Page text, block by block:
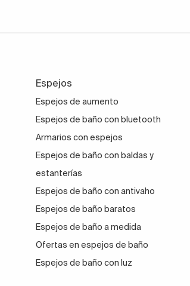
Espejos
Espejos de aumento
Espejos de baño con bluetooth
Armarios con espejos
Espejos de baño con baldas y
estanterías
Espejos de baño con antivaho
Espejos de baño baratos
Espejos de baño a medida
Ofertas en espejos de baño
Espejos de baño con luz